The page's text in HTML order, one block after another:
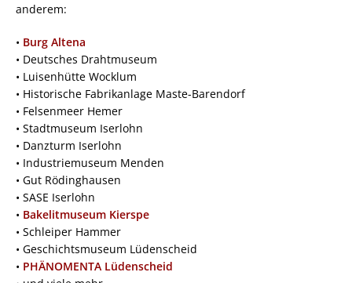
anderem:
• Burg Altena
• Deutsches Drahtmuseum
• Luisenhütte Wocklum
• Historische Fabrikanlage Maste-Barendorf
• Felsenmeer Hemer
• Stadtmuseum Iserlohn
• Danzturm Iserlohn
• Industriemuseum Menden
• Gut Rödinghausen
• SASE Iserlohn
• Bakelitmuseum Kierspe
• Schleiper Hammer
• Geschichtsmuseum Lüdenscheid
• PHÄNOMENTA Lüdenscheid